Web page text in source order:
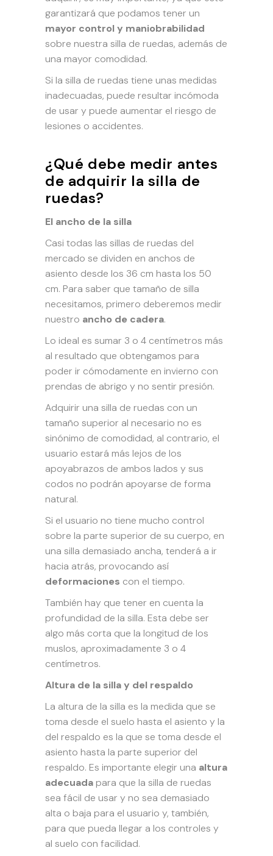
garantizará que podamos tener un
mayor control y maniobrabilidad
sobre nuestra silla de ruedas, además de
una mayor comodidad.
Si la silla de ruedas tiene unas medidas
inadecuadas, puede resultar incómoda
de usar y puede aumentar el riesgo de
lesiones o accidentes.
¿Qué debe medir antes
de adquirir la silla de
ruedas?
El ancho de la silla
Casi todas las sillas de ruedas del
mercado se dividen en anchos de
asiento desde los 36 cm hasta los 50
cm. Para saber que tamaño de silla
necesitamos, primero deberemos medir
nuestro ancho de cadera.
Lo ideal es sumar 3 o 4 centímetros más
al resultado que obtengamos para
poder ir cómodamente en invierno con
prendas de abrigo y no sentir presión.
Adquirir una silla de ruedas con un
tamaño superior al necesario no es
sinónimo de comodidad, al contrario, el
usuario estará más lejos de los
apoyabrazos de ambos lados y sus
codos no podrán apoyarse de forma
natural.
Si el usuario no tiene mucho control
sobre la parte superior de su cuerpo, en
una silla demasiado ancha, tenderá a ir
hacia atrás, provocando así
deformaciones con el tiempo.
También hay que tener en cuenta la
profundidad de la silla. Esta debe ser
algo más corta que la longitud de los
muslos, aproximadamente 3 o 4
centímetros.
Altura de la silla y del respaldo
La altura de la silla es la medida que se
toma desde el suelo hasta el asiento y la
del respaldo es la que se toma desde el
asiento hasta la parte superior del
respaldo. Es importante elegir una altura
adecuada para que la silla de ruedas
sea fácil de usar y no sea demasiado
alta o baja para el usuario y, también,
para que pueda llegar a los controles y
al suelo con facilidad.